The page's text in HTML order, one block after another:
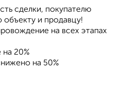
сделки, покупателю
объекту и продавцу!
на всех этапах
20%
на 50%